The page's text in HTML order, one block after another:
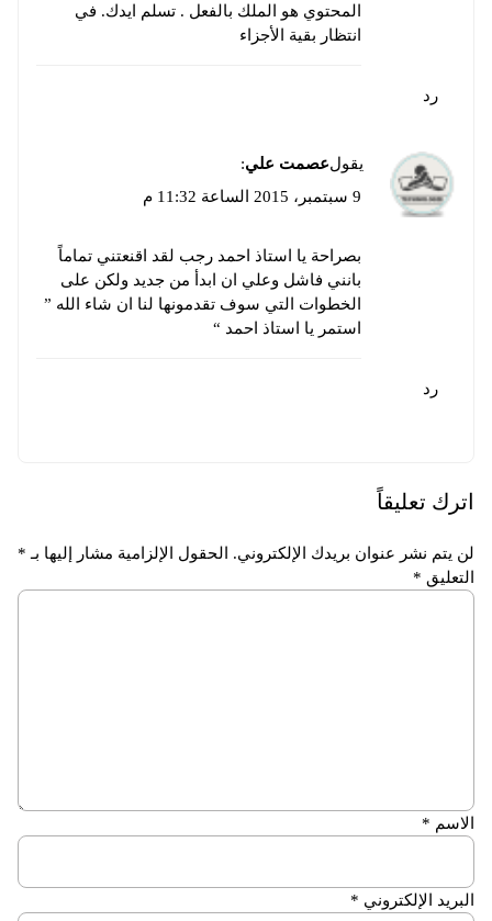
المحتوي هو الملك بالفعل . تسلم ايدك. في
انتظار بقية الأجزاء
رد
يقولعصمت علي:
9 سبتمبر، 2015 الساعة 11:32 م
بصراحة يا استاذ احمد رجب لقد اقنعتني تماماً
بانني فاشل وعلي ان ابدأ من جديد ولكن على
الخطوات التي سوف تقدمونها لنا ان شاء الله ”
استمر يا استاذ احمد “
رد
اترك تعليقاً
لن يتم نشر عنوان بريدك الإلكتروني. الحقول الإلزامية مشار إليها بـ *
التعليق *
الاسم *
البريد الإلكتروني *